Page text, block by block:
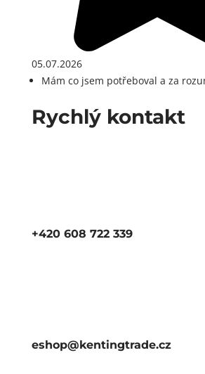
05.07.2026
Mám co jsem potřeboval a za
Rychlý kontakt
+420 608 722 339
eshop@kentingtrade.cz